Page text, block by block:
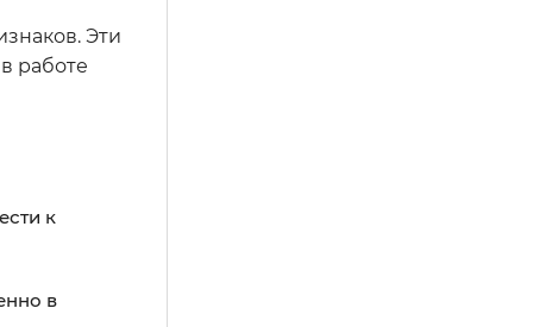
Эти
работе
к
в